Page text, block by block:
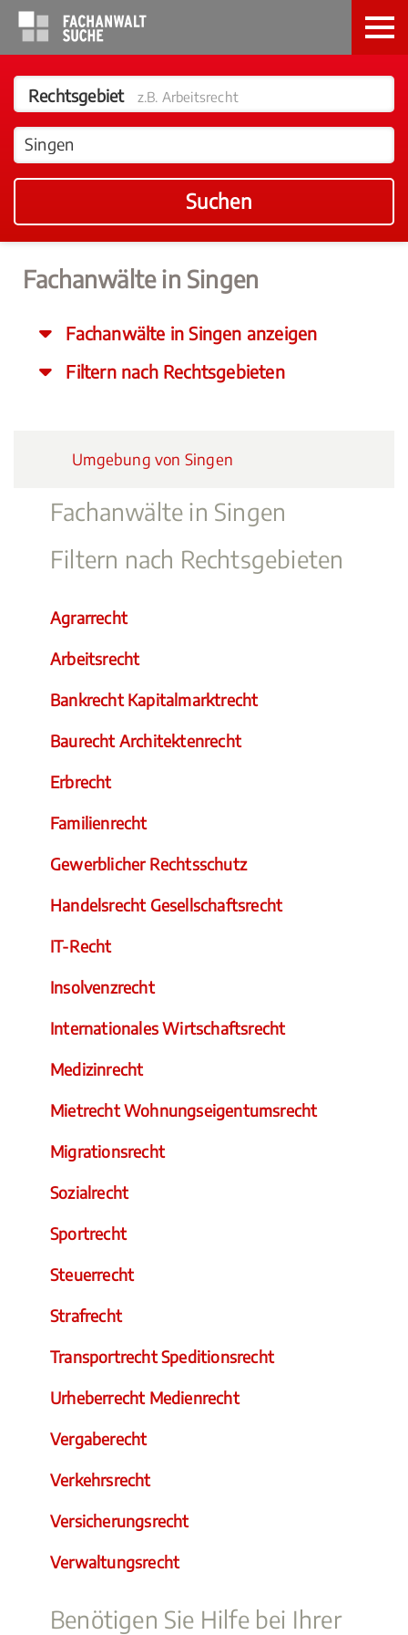
Rechtsgebiet z.B. Arbeitsrecht
Suchen
Fachanwälte in Singen
Fachanwälte in Singen anzeigen
Filtern nach Rechtsgebieten
Umgebung von Singen
Fachanwälte in Singen
Filtern nach Rechtsgebieten
Agrarrecht
Arbeitsrecht
Bankrecht Kapitalmarktrecht
Baurecht Architektenrecht
Erbrecht
Familienrecht
Gewerblicher Rechtsschutz
Handelsrecht Gesellschaftsrecht
IT-Recht
Insolvenzrecht
Internationales Wirtschaftsrecht
Medizinrecht
Mietrecht Wohnungseigentumsrecht
Migrationsrecht
Sozialrecht
Sportrecht
Steuerrecht
Strafrecht
Transportrecht Speditionsrecht
Urheberrecht Medienrecht
Vergaberecht
Verkehrsrecht
Versicherungsrecht
Verwaltungsrecht
Benötigen Sie Hilfe bei Ihrer